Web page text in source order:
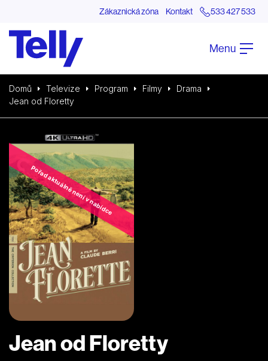
Zákaznická zóna Kontakt 533 427 533
Menu
Domů Televize Program Filmy
Drama
Jean od Floretty
Pořad aktuálně není v nabídce
Jean od Floretty